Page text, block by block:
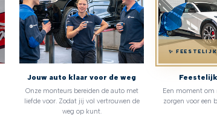
Jouw auto klaar voor de weg
Onze monteurs bereiden de auto met
liefde voor. Zodat jij vol vertrouwen de
weg op kunt.
✨
Een moment om
zorgen voor een